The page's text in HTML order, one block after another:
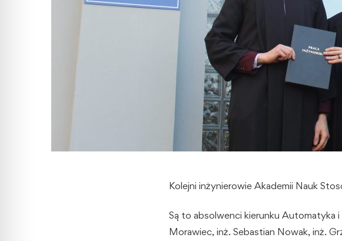
Kolejni inżynierowie Akademii Nauk
Są to absolwenci kierunku Automatyka
Morawiec, inż. Sebastian Nowak, inż.